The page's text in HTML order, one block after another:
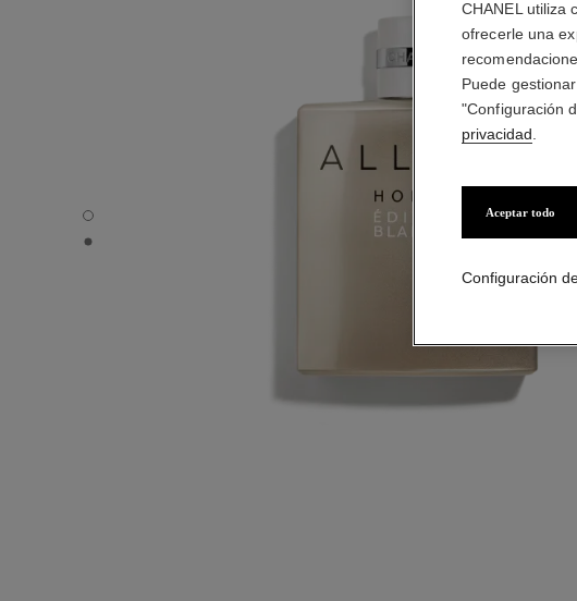
ALLURE HOMME ÉDITION BLANCHE - Vista por defecto
ALLURE HOMME ÉDITION BLANCHE - Vista alternativa 1
CHANEL utiliza
ofrecerle una
Puede
"Configuración
privacidad
Aceptar todo
Configuración